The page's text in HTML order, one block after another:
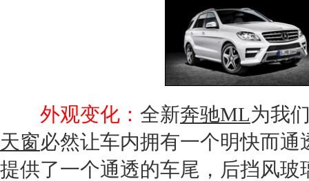
外观变化： 全新奔驰ML为我
天窗必然让车内拥有一个明快而通
提供了一个通透的车尾，后挡风